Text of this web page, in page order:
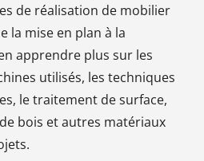
de réalisation de mobilier
la mise en plan à la
apprendre plus sur les
utilisés, les techniques
le traitement de surface,
bois et autres matériaux